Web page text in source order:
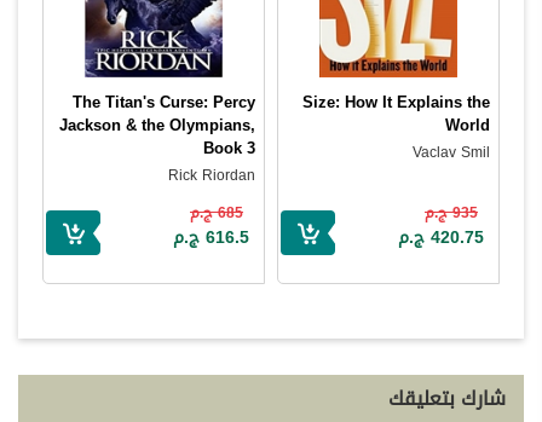
Size: How It Explains the
World
Vaclav Smil
935 ج.م
420.75 ج.م
The Titan's Curse: Percy
Jackson & the Olympians,
Book 3
Rick Riordan
685 ج.م
616.5 ج.م
شارك بتعليقك